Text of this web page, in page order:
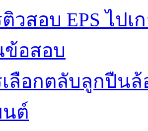
วสอบ EPS ไปเ
ข้อสอบ
ลือกตลับลูกปืน
นต์